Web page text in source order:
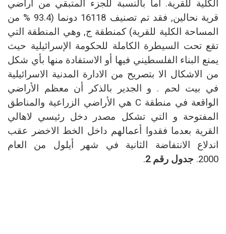
الكلية للقرية. أما بالنسبة للجزء المتبقي من أراضي
قرية نحالين, فقد تم تصنيف 16118 دونما (93.4 % من
المساحة الكلية للقرية) كمنطقة ج, وهي المنطقة التي
تقع تحت السيطرة الكاملة للحكومة الإسرائيلية حيث
يمنع البناء الفلسطيني فيها أو الاستفادة منها بأي شكل
من الاشكال الا بتصريح من الادارة المدنية الاسرائيلية
في بيت لحم . و الجدير بالذكر أن معظم الأراضي
الواقعة في منطقة C هي الأراضي الزراعية والمناطق
المفتوحة و التي تشكل مصدر دخل رئيسي لاهالي
القرية بعدما فقدوا أعمالهم داخل الخط الاخضر عقب
اندلاع الانتفاضة الثانية في شهر أيلول من العام
2000. جدول رقم 2 .